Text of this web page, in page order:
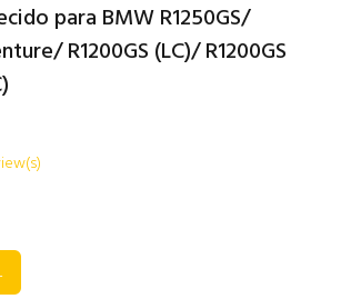
para BMW R1250GS/
R1200GS (LC)/ R1200GS